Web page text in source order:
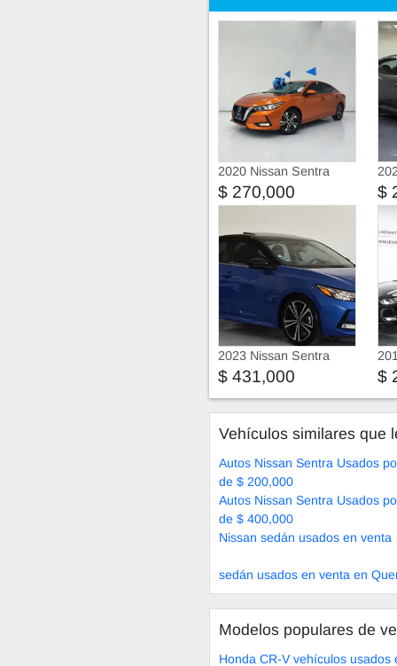
2020 Nissan Sentra
Advance
$ 270,000 $
2023 Nissan Sentra
$ 431,000 $
Vehículos similares que
Autos Nissan Sentra Usados
de $ 200,000
Autos Nissan Sentra Usados
de $ 400,000
Nissan sedán usados en venta
sedán usados en venta en
Modelos populares de
Honda CR-V vehículos usados